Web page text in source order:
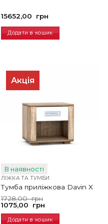
15652,00 грн
Додати в кошик
Акція
В наявності
ЛІЖКА ТА ТУМБИ
Тумба приліжкова Davin X
1728,00грн
Оригінальна
ціна:
1728,00
грн.
1075,00 грн
Поточна
ціна:
1075,00
грн.
Додати в кошик